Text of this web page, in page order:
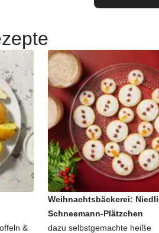
&
Weihnachtsbäckerei:
Schneemann-Plätzchen
dazu selbstgemachte heiße